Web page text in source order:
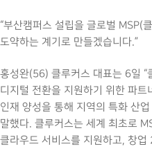
“부산캠퍼스 설립을 글로벌 MSP(
도약하는 계기로 만들겠습니다.”
홍성완(56) 클루커스 대표는 6일 “
디지털 전환을 지원하기 위한 파트
인재 양성을 통해 지역의 특화 산
말했다. 클루커스는 세계 최초로
클라우드 서비스를 지원하고, 창